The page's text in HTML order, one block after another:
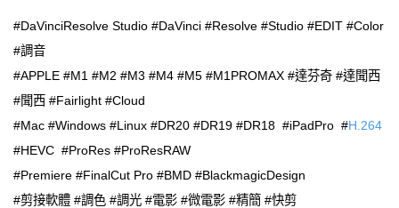
#DaVinciResolve Studio #DaVinci #Resolve #Studio #EDIT #Color
#調音
#APPLE #M1 #M2 #M3 #M4 #M5 #M1PROMAX #達芬奇 #達聞西
#聞西 #Fairlight #Cloud
#Mac #Windows #Linux #DR20 #DR19 #DR18 #iPadPro #H.264
#HEVC #ProRes #ProResRAW
#Premiere #FinalCut Pro #BMD #BlackmagicDesign
#剪接軟體 #調色 #調光 #電影 #微電影 #精簡 #快剪